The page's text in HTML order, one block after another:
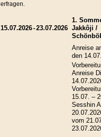
erfragen.
15.07.2026-23.07.2026
1.
Jakkôji /
Anreise
den
Anreise
15.07. –
Sesshin
vom